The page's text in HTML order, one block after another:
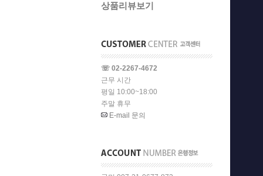
상품리뷰보기
☏ 02-2267-4672
근무 시간
평일 10:00~18:00
주말 휴무
E-mail 문의